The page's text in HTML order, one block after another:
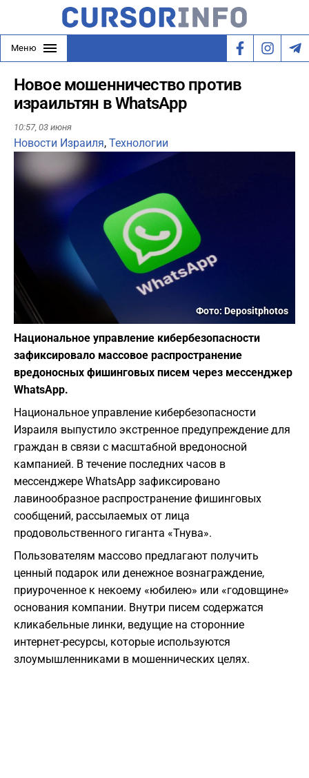
Меню
Новое мошенничество против
израильтян в WhatsApp
10:57, 03 июня
Новости Израиля, Технологии
Фото: Depositphotos
Национальное управление кибербезопасности
зафиксировало массовое распространение
вредоносных фишинговых писем через мессенджер
WhatsApp.
Национальное управление кибербезопасности
Израиля выпустило экстренное предупреждение для
граждан в связи с масштабной вредоносной
кампанией. В течение последних часов в
мессенджере WhatsApp зафиксировано
лавинообразное распространение фишинговых
сообщений, рассылаемых от лица
продовольственного гиганта «Тнува».
Пользователям массово предлагают получить
ценный подарок или денежное вознаграждение,
приуроченное к некоему «юбилею» или «годовщине»
основания компании. Внутри писем содержатся
кликабельные линки, ведущие на сторонние
интернет-ресурсы, которые используются
злоумышленниками в мошеннических целях.